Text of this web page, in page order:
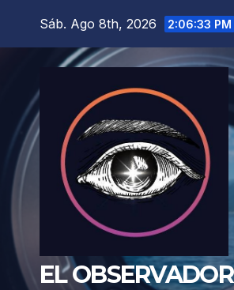
Sáb. Ago 8th, 2026 2:06:34 PM
EL OBSERVADOR